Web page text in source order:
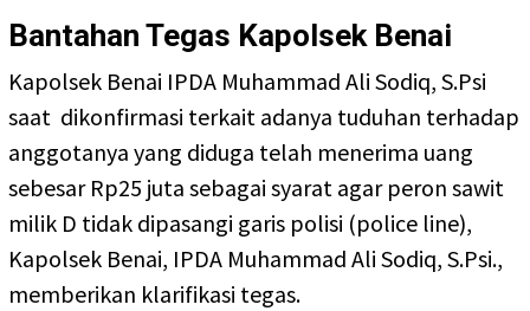
Bantahan Tegas Kapolsek Benai
Kapolsek Benai IPDA Muhammad Ali Sodiq, S.Psi
saat dikonfirmasi terkait adanya tuduhan terhadap
anggotanya yang diduga telah menerima uang
sebesar Rp25 juta sebagai syarat agar peron sawit
milik D tidak dipasangi garis polisi (police line),
Kapolsek Benai, IPDA Muhammad Ali Sodiq, S.Psi.,
memberikan klarifikasi tegas.